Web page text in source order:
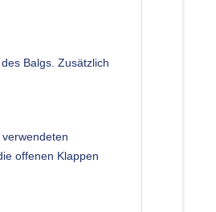
Balgs. Zusätzlich
offenen Klappen